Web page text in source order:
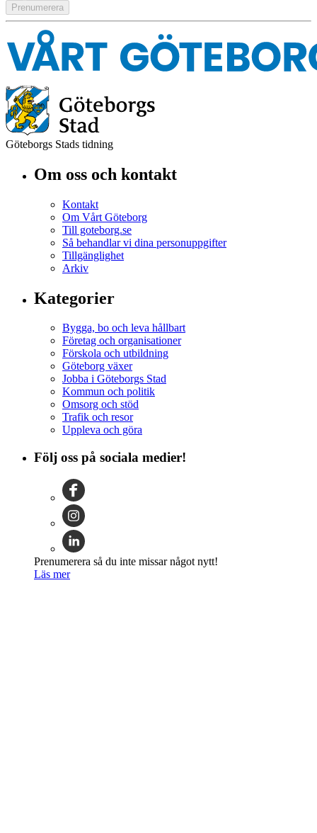
Göteborgs Stads tidning
Om oss och kontakt
Kontakt
Om Vårt Göteborg
Till goteborg.se
Så behandlar vi dina personuppgifter
Tillgänglighet
Arkiv
Kategorier
Bygga, bo och leva hållbart
Företag och organisationer
Förskola och utbildning
Göteborg växer
Jobba i Göteborgs Stad
Kommun och politik
Omsorg och stöd
Trafik och resor
Uppleva och göra
Följ oss på sociala medier!
Prenumerera så du inte missar något nytt!
Läs mer